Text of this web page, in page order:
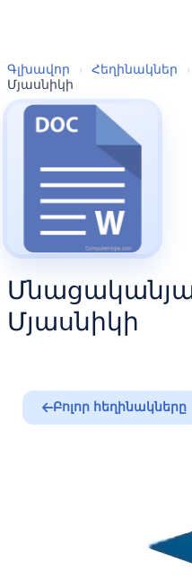
Գլխավոր › Հեղինակներ ›
Մյասնիկի
Մյասնիկի
Բոլոր հեղինակները